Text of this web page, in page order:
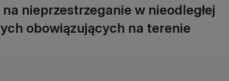
nieprzestrzeganie w nieodległej
obowiązujących na terenie